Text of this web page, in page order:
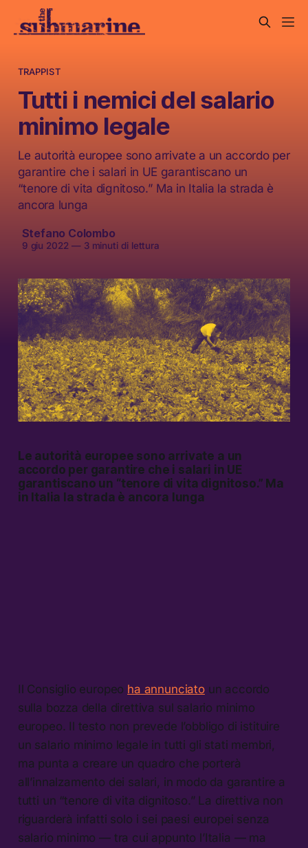
TRAPPIST
Tutti i nemici del salario
minimo legale
Le autorità europee sono arrivate a un accordo per
garantire che i salari in UE garantiscano un
“tenore di vita dignitoso.” Ma in Italia la strada è
ancora lunga
Stefano Colombo
9 giu 2022 —3 minuti di lettura
Le autorità europee sono arrivate a un
accordo per garantire che i salari in UE
garantiscano un “tenore di vita dignitoso.” Ma
in Italia la strada è ancora lunga
Il Consiglio europeo ha annunciatoun accordo
sulla bozza della direttiva sul salario minimo
europeo. Il testo non prevede l’obbligo di istituire
un salario minimo legale in tutti gli stati membri,
ma punta a creare un quadro che porterà
all’innalzamento dei salari, in modo da garantire a
tutti un “tenore di vita dignitoso.” La direttiva non
riguarderà infatti solo i sei paesi europei senza
salario minimo — tra cui appunto l’Italia — ma